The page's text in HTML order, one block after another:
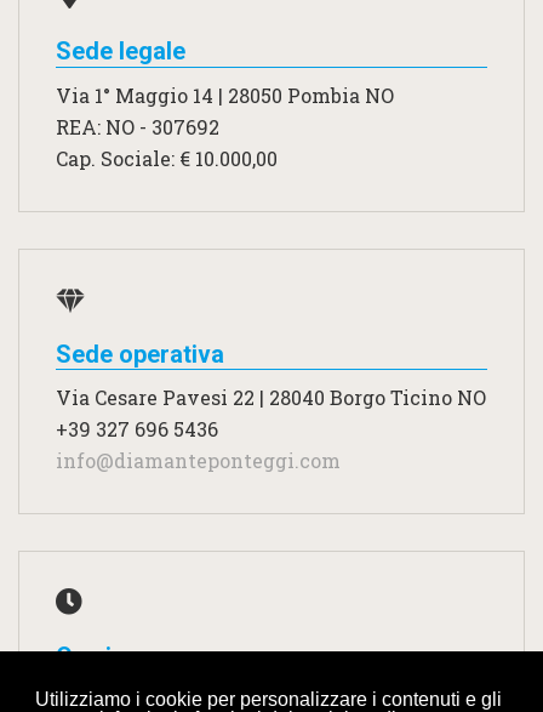
Utilizziamo i cookie per personalizzare i contenuti e gli
Sede legale
Via 1° Maggio 14 | 28050 Pombia NO
REA: NO - 307692
Cap. Sociale: € 10.000,00
Sede operativa
Via Cesare Pavesi 22 | 28040 Borgo Ticino NO
+39 327 696 5436
info@diamanteponteggi.com
Orari
Lun - Ven: 07:00 - 19:00